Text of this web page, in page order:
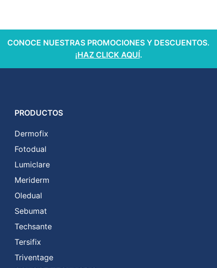
CONOCE NUESTRAS PROMOCIONES Y DESCUENTOS.
¡HAZ CLICK AQUÍ.
PRODUCTOS
Dermofix
Fotodual
Lumiclare
Meriderm
Oledual
Sebumat
Techsante
Tersifix
Triventage